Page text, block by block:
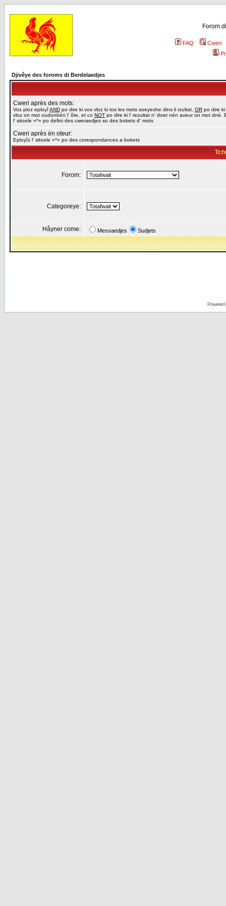
Forom
FAQ
Cweri
Djivêye des foroms di Berdelaedjes
Cweri après des mots:
Vos ploz eployîAND po dire ki vos vloz ki tos les mots soeyexhe dins li rzultat, OR po dire ki
vloz on mot oudonbén l' ôte, et co NOT po dire ki l' rezultat n' doet nén aveur on mot dné.
l' sitoele «*» po defini des cweraedjes so des bokets d' mots
Cweri après èn oteur:
Eployîz l' sitoele «*» po des corespondances a bokets
Forom:
Categoreye:
Håyner come: Messaedjes Sudjets
Powered